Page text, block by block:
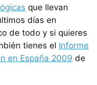
que llevan
días en
de todo y si quieres
tienes el Informe
en España 2009 de